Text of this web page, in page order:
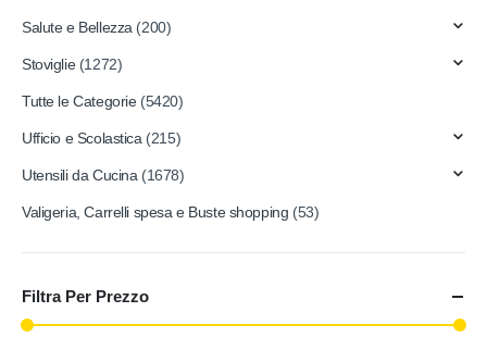
Salute e Bellezza (200)
Stoviglie (1272)
Tutte le Categorie (5420)
Ufficio e Scolastica (215)
Utensili da Cucina (1678)
Valigeria, Carrelli spesa e Buste shopping (53)
Filtra Per Prezzo